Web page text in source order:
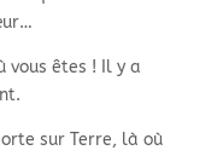
vous êtes ! Il y a
sur Terre, là où